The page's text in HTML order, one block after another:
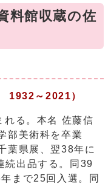
料館収蔵の佐
～2021）
れる。本名 佐藤信
部美術科を卒業
葉県展、翌38年に
続出品する。同39
まで25回入選。同